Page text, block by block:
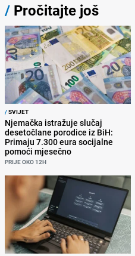
/ Pročitajte još
/SVIJET
Njemačka istražuje slučaj
desetočlane porodice iz BiH:
Primaju 7.300 eura socijalne
pomoći mjesečno
PRIJE OKO 12H